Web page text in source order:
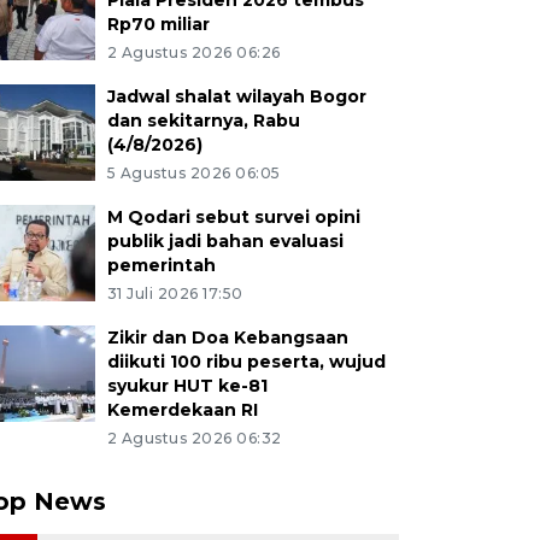
Rp70 miliar
2 Agustus 2026 06:26
Jadwal shalat wilayah Bogor
dan sekitarnya, Rabu
(4/8/2026)
5 Agustus 2026 06:05
M Qodari sebut survei opini
publik jadi bahan evaluasi
pemerintah
31 Juli 2026 17:50
Zikir dan Doa Kebangsaan
diikuti 100 ribu peserta, wujud
syukur HUT ke-81
Kemerdekaan RI
2 Agustus 2026 06:32
News